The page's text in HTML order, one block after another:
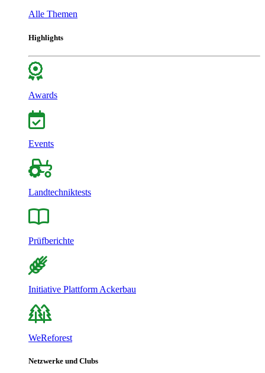
Alle Themen
Highlights
Awards
Events
Landtechniktests
Prüfberichte
Initiative Plattform Ackerbau
WeReforest
Netzwerke und Clubs